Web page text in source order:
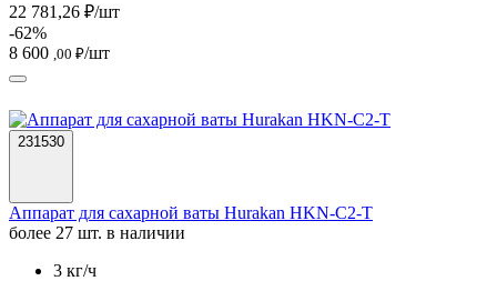
22 781,26 ₽/шт
-62%
8 600 ,00 ₽/шт
231530
Аппарат для сахарной ваты Hurakan HKN-C2-T
более 27 шт. в наличии
3 кг/ч